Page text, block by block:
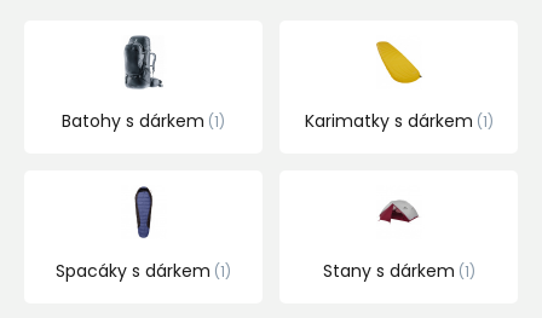
Batohy s dárkem 1 Karimatky s dárkem 1
Spacáky s dárkem 1 Stany s dárkem 1